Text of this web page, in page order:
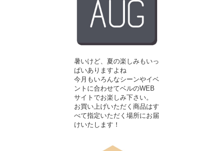
暑いけど、夏の楽しみもいっ
ぱいありますよね
今月もいろんなシーンやイベ
ントに合わせてベルのWEB
サイトでお楽しみ下さい。
お買い上げいただく商品はす
べて指定いただく場所にお届
けいたします！